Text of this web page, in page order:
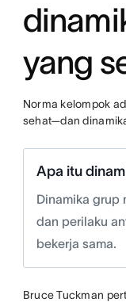
yang
Norma kelompok
sehat—dan
Apa itu
Dinamika grup
dan perilaku
bekerja sama.
Bruce Tuckman